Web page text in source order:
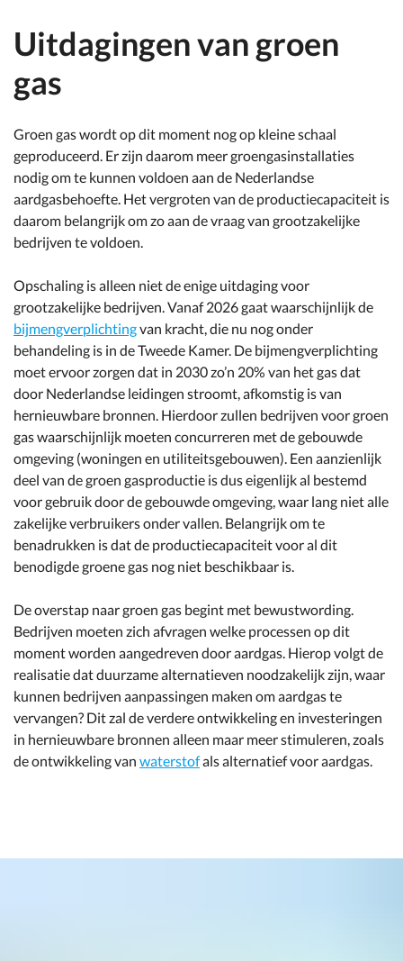
Uitdagingen van groen
gas
Groen gas wordt op dit moment nog op kleine schaal
geproduceerd. Er zijn daarom meer groengasinstallaties
nodig om te kunnen voldoen aan de Nederlandse
aardgasbehoefte. Het vergroten van de productiecapaciteit is
daarom belangrijk om zo aan de vraag van grootzakelijke
bedrijven te voldoen.
Opschaling is alleen niet de enige uitdaging voor
grootzakelijke bedrijven. Vanaf 2026 gaat waarschijnlijk de
bijmengverplichtingvan kracht, die nu nog onder
behandeling is in de Tweede Kamer. De bijmengverplichting
moet ervoor zorgen dat in 2030 zo’n 20% van het gas dat
door Nederlandse leidingen stroomt, afkomstig is van
hernieuwbare bronnen. Hierdoor zullen bedrijven voor groen
gas waarschijnlijk moeten concurreren met de gebouwde
omgeving (woningen en utiliteitsgebouwen). Een aanzienlijk
deel van de groen gasproductie is dus eigenlijk al bestemd
voor gebruik door de gebouwde omgeving, waar lang niet alle
zakelijke verbruikers onder vallen. Belangrijk om te
benadrukken is dat de productiecapaciteit voor al dit
benodigde groene gas nog niet beschikbaar is.
De overstap naar groen gas begint met bewustwording.
Bedrijven moeten zich afvragen welke processen op dit
moment worden aangedreven door aardgas. Hierop volgt de
realisatie dat duurzame alternatieven noodzakelijk zijn, waar
kunnen bedrijven aanpassingen maken om aardgas te
vervangen? Dit zal de verdere ontwikkeling en investeringen
in hernieuwbare bronnen alleen maar meer stimuleren, zoals
de ontwikkeling van waterstofals alternatief voor aardgas.